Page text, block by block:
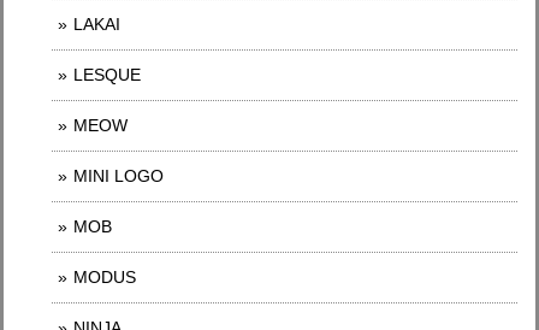
LAKAI
LESQUE
MEOW
MINI LOGO
MOB
MODUS